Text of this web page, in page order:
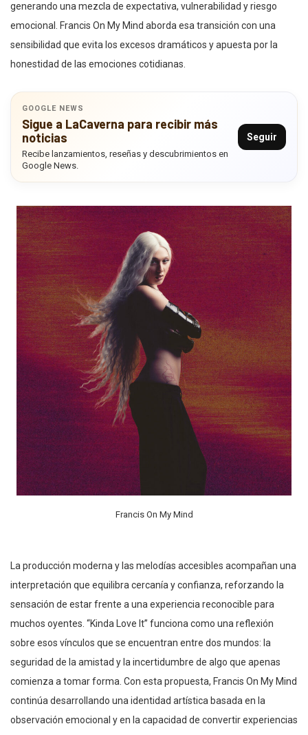
generando una mezcla de expectativa, vulnerabilidad y riesgo
emocional. Francis On My Mind aborda esa transición con una
sensibilidad que evita los excesos dramáticos y apuesta por la
honestidad de las emociones cotidianas.
GOOGLE NEWS
Sigue a LaCaverna para recibir más
noticias
Recibe lanzamientos, reseñas y descubrimientos en
Google News.
Seguir
Francis On My Mind
La producción moderna y las melodías accesibles acompañan una
interpretación que equilibra cercanía y confianza, reforzando la
sensación de estar frente a una experiencia reconocible para
muchos oyentes. “Kinda Love It” funciona como una reflexión
sobre esos vínculos que se encuentran entre dos mundos: la
seguridad de la amistad y la incertidumbre de algo que apenas
comienza a tomar forma. Con esta propuesta, Francis On My Mind
continúa desarrollando una identidad artística basada en la
observación emocional y en la capacidad de convertir experiencias